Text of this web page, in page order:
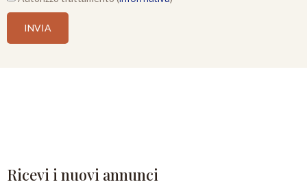
INVIA
Ricevi i nuovi annunci